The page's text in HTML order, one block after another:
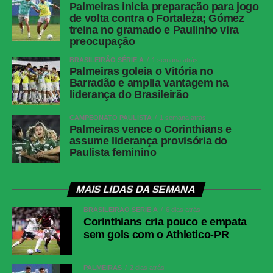
Palmeiras inicia preparação para jogo
de volta contra o Fortaleza; Gómez
treina no gramado e Paulinho vira
preocupação
BRASILEIRÃO SÉRIE A 1 semana atrás
Palmeiras goleia o Vitória no
Barradão e amplia vantagem na
liderança do Brasileirão
CAMPEONATO PAULISTA 1 semana atrás
Palmeiras vence o Corinthians e
assume liderança provisória do
Paulista feminino
MAIS LIDAS DA SEMANA
BRASILEIRÃO SÉRIE A 6 dias atrás
Corinthians cria pouco e empata
sem gols com o Athletico-PR
PALMEIRAS 2 dias atrás